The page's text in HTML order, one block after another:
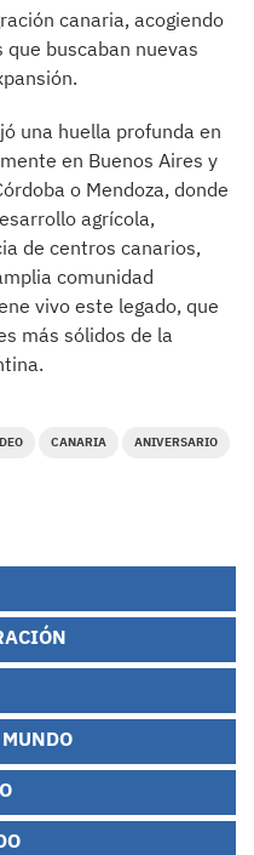
canaria, acogiendo
buscaban nuevas
una huella profunda en
en Buenos Aires y
o Mendoza, donde
agrícola,
de centros canarios,
comunidad
vivo este legado, que
más sólidos de la
CANARIA ANIVERSARIO